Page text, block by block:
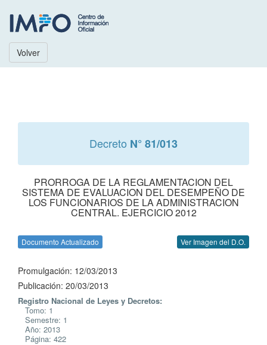
Volver
Decreto N° 81/013
PRORROGA DE LA REGLAMENTACION DEL
SISTEMA DE EVALUACION DEL DESEMPEÑO DE
LOS FUNCIONARIOS DE LA ADMINISTRACION
CENTRAL. EJERCICIO 2012
Documento Actualizado Ver Imagen del D.O.
Promulgación: 12/03/2013
Publicación: 20/03/2013
Registro Nacional de Leyes y Decretos:
Tomo: 1
Semestre: 1
Año: 2013
Página: 422